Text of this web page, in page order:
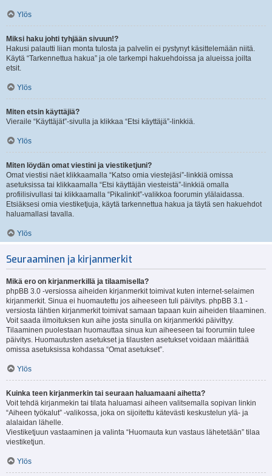
Ylös
Miksi haku johti tyhjään sivuun!?
Hakusi palautti liian monta tulosta ja palvelin ei pystynyt käsittelemään niitä.
Käytä “Tarkennettua hakua” ja ole tarkempi hakuehdoissa ja alueissa joilta
etsit.
Ylös
Miten etsin käyttäjiä?
Vieraile “Käyttäjät”-sivulla ja klikkaa “Etsi käyttäjä”-linkkiä.
Ylös
Miten löydän omat viestini ja viestiketjuni?
Omat viestisi näet klikkaamalla “Katso omia viestejäsi”-linkkiä omissa
asetuksissa tai klikkaamalla “Etsi käyttäjän viesteistä”-linkkiä omalla
profiilisivullasi tai klikkaamalla “Pikalinkit”-valikkoa foorumin ylälaidassa.
Etsiäksesi omia viestiketjuja, käytä tarkennettua hakua ja täytä sen hakuehdot
haluamallasi tavalla.
Ylös
Seuraaminen ja kirjanmerkit
Mikä ero on kirjanmerkillä ja tilaamisella?
phpBB 3.0 -versiossa aiheiden kirjanmerkit toimivat kuten internet-selaimen
kirjanmerkit. Sinua ei huomautettu jos aiheeseen tuli päivitys. phpBB 3.1 -
versiosta lähtien kirjanmerkit toimivat samaan tapaan kuin aiheiden tilaaminen.
Voit saada ilmoituksen kun aihe josta sinulla on kirjanmerkki päivittyy.
Tilaaminen puolestaan huomauttaa sinua kun aiheeseen tai foorumiin tulee
päivitys. Huomautusten asetukset ja tilausten asetukset voidaan määrittää
omissa asetuksissa kohdassa “Omat asetukset”.
Ylös
Kuinka teen kirjanmerkin tai seuraan haluamaani aihetta?
Voit tehdä kirjanmekin tai tilata haluamasi aiheen valitsemalla sopivan linkin
“Aiheen työkalut” -valikossa, joka on sijoitettu kätevästi keskustelun ylä- ja
alalaidan lähelle.
Viestiketjuun vastaaminen ja valinta “Huomauta kun vastaus lähetetään” tilaa
viestiketjun.
Ylös